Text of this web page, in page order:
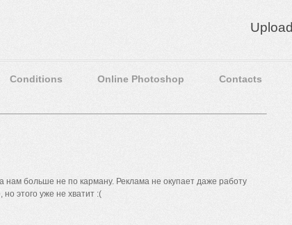
Upload
Conditions Online Photoshop Contacts
больше не по карману. Реклама не окупает даже работу
этого уже не хватит :(